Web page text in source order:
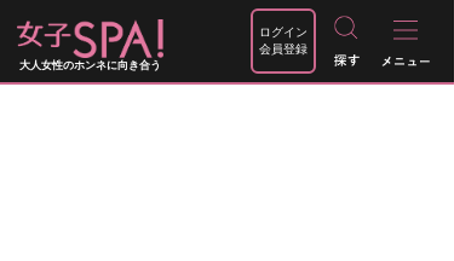
大人女性のホンネに向き合う
ログイン
会員登録